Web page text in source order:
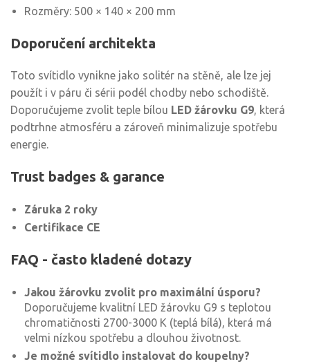
Rozměry: 500 × 140 × 200 mm
Doporučení architekta
Toto svítidlo vynikne jako solitér na stěně, ale lze jej
použít i v páru či sérii podél chodby nebo schodiště.
Doporučujeme zvolit teple bílou LED žárovku G9, která
podtrhne atmosféru a zároveň minimalizuje spotřebu
energie.
Trust badges & garance
Záruka 2 roky
Certifikace CE
FAQ - často kladené dotazy
Jakou žárovku zvolit pro maximální úsporu?
Doporučujeme kvalitní LED žárovku G9 s teplotou
chromatičnosti 2700-3000 K (teplá bílá), která má
velmi nízkou spotřebu a dlouhou životnost.
Je možné svítidlo instalovat do koupelny?